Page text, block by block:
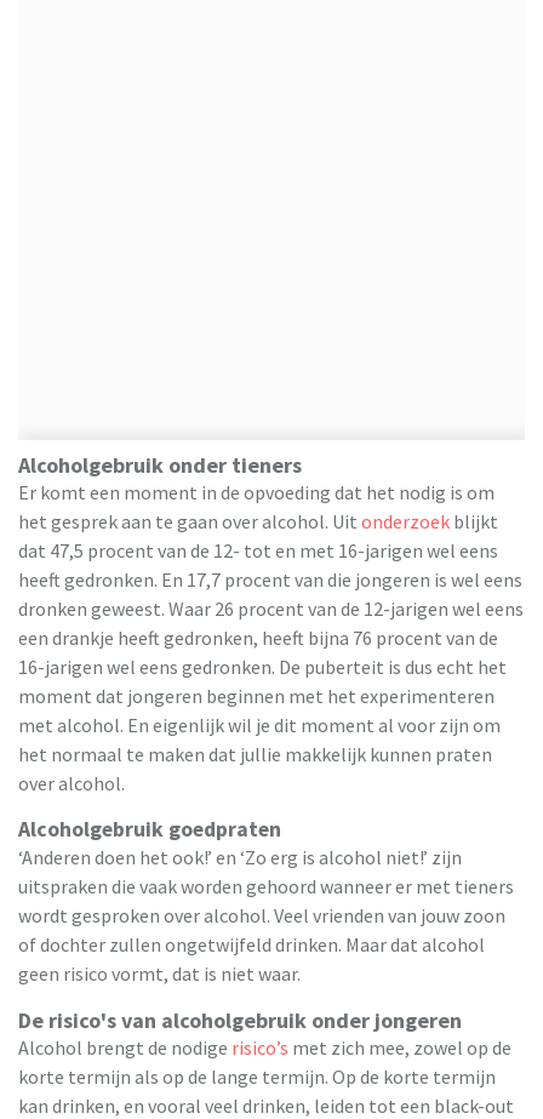
Alcoholgebruik onder tieners
Er komt een moment in de opvoeding dat het nodig is om
het gesprek aan te gaan over alcohol. Uit onderzoek blijkt
dat 47,5 procent van de 12- tot en met 16-jarigen wel eens
heeft gedronken. En 17,7 procent van die jongeren is wel eens
dronken geweest. Waar 26 procent van de 12-jarigen wel eens
een drankje heeft gedronken, heeft bijna 76 procent van de
16-jarigen wel eens gedronken. De puberteit is dus echt het
moment dat jongeren beginnen met het experimenteren
met alcohol. En eigenlijk wil je dit moment al voor zijn om
het normaal te maken dat jullie makkelijk kunnen praten
over alcohol.
Alcoholgebruik goedpraten
‘Anderen doen het ook!’ en ‘Zo erg is alcohol niet!’ zijn
uitspraken die vaak worden gehoord wanneer er met tieners
wordt gesproken over alcohol. Veel vrienden van jouw zoon
of dochter zullen ongetwijfeld drinken. Maar dat alcohol
geen risico vormt, dat is niet waar.
De risico's van alcoholgebruik onder jongeren
Alcohol brengt de nodige risico’s met zich mee, zowel op de
korte termijn als op de lange termijn. Op de korte termijn
kan drinken, en vooral veel drinken, leiden tot een black-out